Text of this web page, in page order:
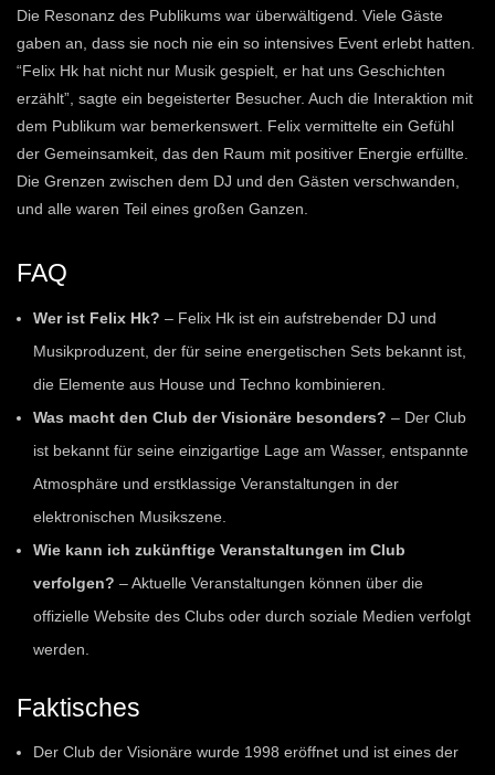
Die Resonanz des Publikums war überwältigend. Viele Gäste
gaben an, dass sie noch nie ein so intensives Event erlebt hatten.
“Felix Hk hat nicht nur Musik gespielt, er hat uns Geschichten
erzählt”, sagte ein begeisterter Besucher. Auch die Interaktion mit
dem Publikum war bemerkenswert. Felix vermittelte ein Gefühl
der Gemeinsamkeit, das den Raum mit positiver Energie erfüllte.
Die Grenzen zwischen dem DJ und den Gästen verschwanden,
und alle waren Teil eines großen Ganzen.
FAQ
Wer ist Felix Hk? – Felix Hk ist ein aufstrebender DJ und
Musikproduzent, der für seine energetischen Sets bekannt ist,
die Elemente aus House und Techno kombinieren.
Was macht den Club der Visionäre besonders? – Der Club
ist bekannt für seine einzigartige Lage am Wasser, entspannte
Atmosphäre und erstklassige Veranstaltungen in der
elektronischen Musikszene.
Wie kann ich zukünftige Veranstaltungen im Club
verfolgen? – Aktuelle Veranstaltungen können über die
offizielle Website des Clubs oder durch soziale Medien verfolgt
werden.
Faktisches
Der Club der Visionäre wurde 1998 eröffnet und ist eines der